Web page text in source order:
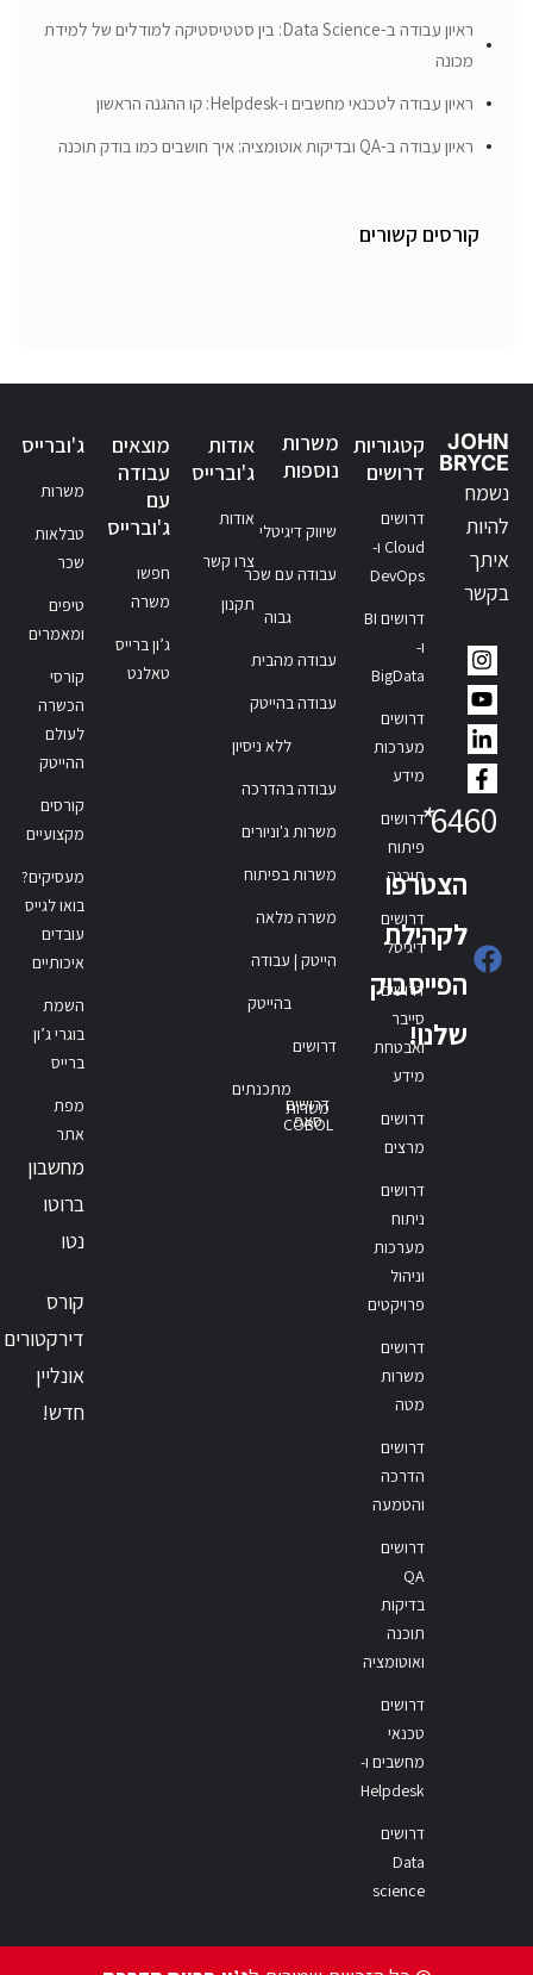
ראיון עבודה ב-Data Science: בין סטטיסטיקה למודלים של למידת
מכונה
ראיון עבודה לטכנאי מחשבים ו-Helpdesk: קו ההגנה הראשון
ראיון עבודה ב-QA ובדיקות אוטומציה: איך חושבים כמו בודק תוכנה
קורסים קשורים
JOHN
BRYCE
נשמח
להיות
איתך
בקשר
6460
*
הצטרפו
לקהילת
הפייסבוק
שלנו!
קטגוריות
דרושים
דרושים
Cloud ו-
DevOps
דרושים BI
ו-
BigData
דרושים
מערכות
מידע
דרושים
פיתוח
תוכנה
דרושים
דיגיטל
דרושים
סייבר
ואבטחת
מידע
דרושים
מרצים
דרושים
ניתוח
מערכות
וניהול
פרויקטים
דרושים
משרות
מטה
דרושים
הדרכה
והטמעה
דרושים
QA
בדיקות
תוכנה
ואוטומציה
דרושים
טכנאי
מחשבים ו-
Helpdesk
דרושים
Data
science
משרות
נוספות
שיווק דיגיטלי
עבודה עם שכר
גבוה
עבודה מהבית
עבודה בהייטק
ללא ניסיון
עבודה בהדרכה
משרות ג'וניורים
משרות בפיתוח
משרה מלאה
הייטק | עבודה
בהייטק
דרושים
מתכנתים
דרושים
סאפ
משרות
COBOL
אודות
ג'וברייס
אודות
צרו קשר
תקנון
מוצאים
עבודה
עם
ג'וברייס
חפשו
משרה
ג’ון ברייס
טאלנט
ג'וברייס
משרות
טבלאות
שכר
טיפים
ומאמרים
קורסי
הכשרה
לעולם
ההייטק
קורסים
מקצועיים
מעסיקים?
בואו לגייס
עובדים
איכותיים
השמת
בוגרי ג’ון
ברייס
מפת
אתר
מחשבון
ברוטו
נטו
קורס
דירקטורים
אונליין
חדש!